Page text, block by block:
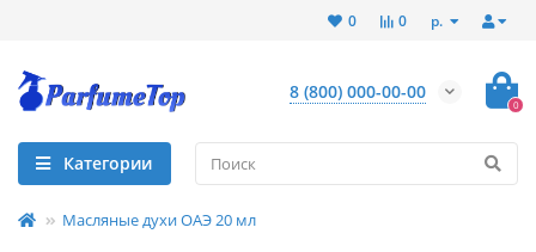
р.
0
0
8 (800) 000-00-00
0
Категории
Масляные духи ОАЭ 20 мл